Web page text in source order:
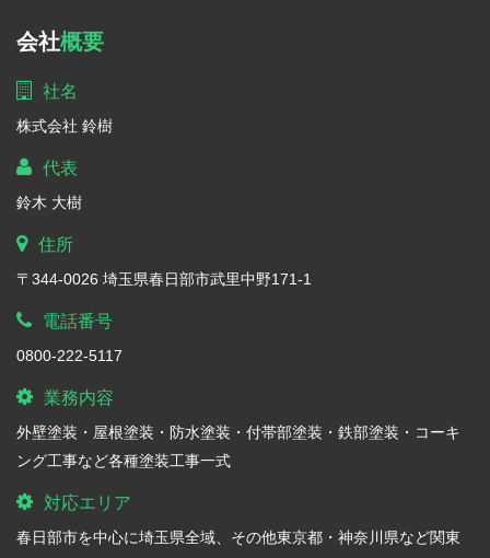
会社概要
社名
株式会社 鈴樹
代表
鈴木 大樹
住所
〒344-0026 埼玉県春日部市武里中野171-1
電話番号
0800-222-5117
業務内容
外壁塗装・屋根塗装・防水塗装・付帯部塗装・鉄部塗装・コーキ
ング工事など各種塗装工事一式
対応エリア
春日部市を中心に埼玉県全域、その他東京都・神奈川県など関東